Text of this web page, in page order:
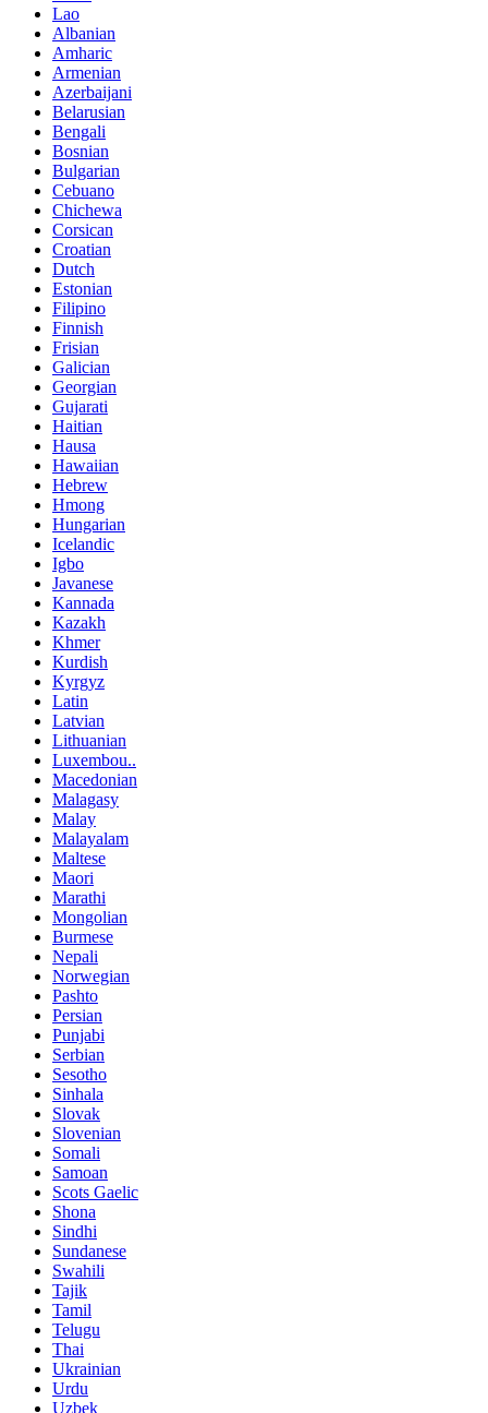
Lao
Albanian
Amharic
Armenian
Azerbaijani
Belarusian
Bengali
Bosnian
Bulgarian
Cebuano
Chichewa
Corsican
Croatian
Dutch
Estonian
Filipino
Finnish
Frisian
Galician
Georgian
Gujarati
Haitian
Hausa
Hawaiian
Hebrew
Hmong
Hungarian
Icelandic
Igbo
Javanese
Kannada
Kazakh
Khmer
Kurdish
Kyrgyz
Latin
Latvian
Lithuanian
Luxembou..
Macedonian
Malagasy
Malay
Malayalam
Maltese
Maori
Marathi
Mongolian
Burmese
Nepali
Norwegian
Pashto
Persian
Punjabi
Serbian
Sesotho
Sinhala
Slovak
Slovenian
Somali
Samoan
Scots Gaelic
Shona
Sindhi
Sundanese
Swahili
Tajik
Tamil
Telugu
Thai
Ukrainian
Urdu
Uzbek